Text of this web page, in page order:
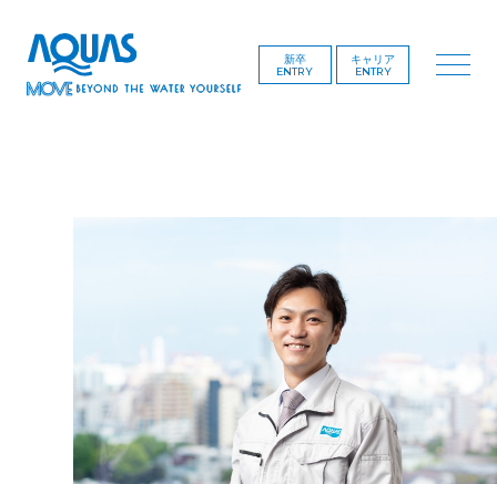
新卒
ENTRY
キャリア
ENTRY